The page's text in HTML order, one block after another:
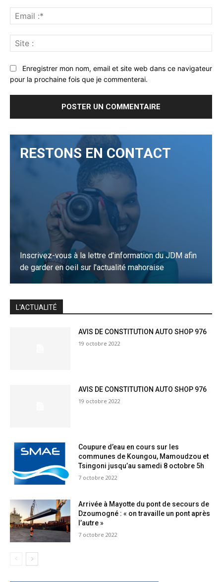
:*
:
Enregistrer mon nom, email et site web dans ce navigateur
pour la prochaine fois que je commenterai.
RESTONS EN CONTACT
Inscrivez-vous à la lettre d'information du JDM afin
de garder en oeil sur l'actualité mahoraise
JE M'INSCRIS
L'ACTUALITÉ
AVIS DE CONSTITUTION AUTO SHOP 976
19 octobre 2022
AVIS DE CONSTITUTION AUTO SHOP 976
19 octobre 2022
Coupure d’eau en cours sur les
communes de Koungou, Mamoudzou et
Tsingoni jusqu’au samedi 8 octobre 5h
7 octobre 2022
Arrivée à Mayotte du pont de secours de
Dzoumogné : « on travaille un pont après
l’autre »
7 octobre 2022